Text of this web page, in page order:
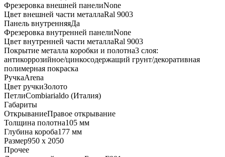
Фрезеровка внешней панелиNone
Цвет внешней части металлаRal 9003
Панель внутренняяДа
Фрезеровка внутренней панелиNone
Цвет внутренней части металлаRal 9003
Покрытие металла коробки и полотна3 слоя:
антикоррозийное/цинкосодержащий грунт/декоративная
полимерная покраска
РучкаArena
Цвет ручкиЗолото
ПетлиCombiarialdo (Италия)
Габариты
ОткрываниеПравое открывание
Толщина полотна105 мм
Глубина короба177 мм
Размер950 x 2050
Прочее